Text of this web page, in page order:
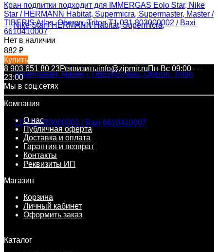
Кран подпитки подходит для IMMERGAS Eolo Star, Nike
Star / HERMANN Наbitat, Supermicra, Supermaster, Master /
TIBERIS Atlas, Oberon, Triton T1.031 803000002 / Baxi
6610410007
Нет в наличии
882 ₽
Купить
8 903 651 80 23Реквизитыinfo@zipmir.ruПн-Вс 09:00—
23:00
Мы в соц.сетях
Компания
О нас
Публичная оферта
Доставка и оплата
Гарантия и возврат
Контакты
Реквизиты ИП
Магазин
Корзина
Личный кабинет
Оформить заказ
Каталог